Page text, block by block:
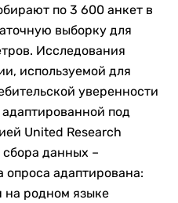
по 3 600 анкет в
выборку для
Исследования
используемой для
уверенности
под
United Research
данных –
адаптирована:
на родном языке